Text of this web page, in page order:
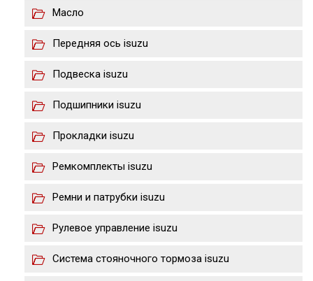
Масло
Передняя ось isuzu
Подвеска isuzu
Подшипники isuzu
Прокладки isuzu
Ремкомплекты isuzu
Ремни и патрубки isuzu
Рулевое управление isuzu
Система стояночного тормоза isuzu